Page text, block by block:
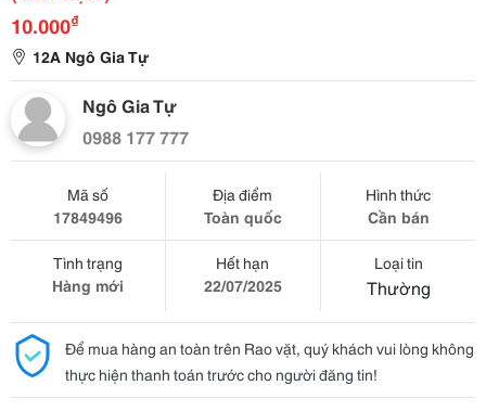
10.000₫
12A Ngô Gia Tự
Ngô Gia Tự
0988 177 777
Mã số
17849496
Địa điểm
Toàn quốc
Hình thức
Cần bán
Tình trạng
Hàng mới
Hết hạn
22/07/2025
Loại tin
Thường
Để mua hàng an toàn trên Rao vặt, quý khách vui lòng không
thực hiện thanh toán trước cho người đăng tin!